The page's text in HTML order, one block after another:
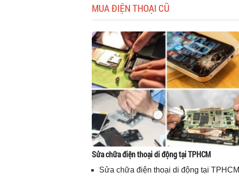
MUA ĐIỆN THOẠI CŨ
Sửa chữa điện thoại di động tại TPHCM
Sửa chữa điện thoại di động tại TPHCM